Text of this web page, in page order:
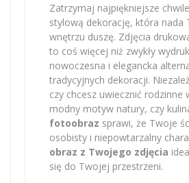
Zatrzymaj najpiękniejsze
stylową dekorację, która nada
wnętrzu duszę. Zdjęcia
to coś więcej niż zwykły
nowoczesna i elegancka
tradycyjnych dekoracji.
czy chcesz uwiecznić rodzinne
modny motyw natury, czy
fotoobraz sprawi, że Twoje
osobisty i niepowtarzalny
obraz z Twojego zdjęcia
się do Twojej przestrzeni.